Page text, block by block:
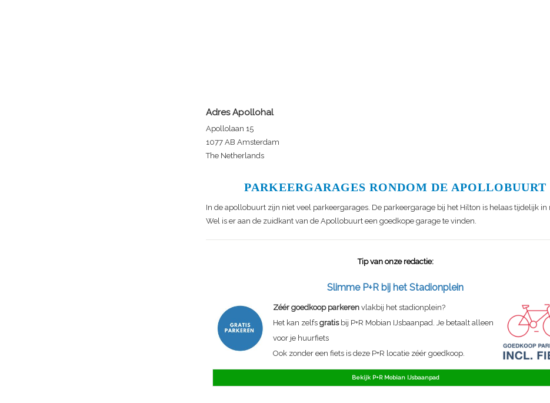
Adres Apollohal
Apollolaan 15
1077 AB Amsterdam
The Netherlands
PARKEERGARAGES RONDOM DE APOLLOBUURT
In de apollobuurt zijn niet veel parkeergarages. De parkeergarage bij het Hilton is helaas tijdelijk in
Wel is er aan de zuidkant van de Apollobuurt een goedkope garage te vinden.
Tip van onze redactie:
Slimme P+R bij het Stadionplein
Zéér goedkoop parkerenvlakbij het stadionplein?
Het kan zelfs gratisbij P+R Mobian IJsbaanpad. Je betaalt alleen
voor je huurfiets
Ook zonder een fiets is deze P+R locatie zéér goedkoop.
Bekijk P+R Mobian IJsbaanpad